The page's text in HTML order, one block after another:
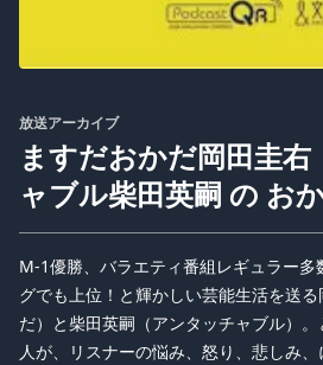
放送アーカイブ
ますだおかだ岡田圭
ャブル柴田英嗣 の お
M-1優勝、バラエティ番組レギュラー多
グでも上位！と輝かしい芸能生活を送
だ）と柴田英嗣（アンタッチャブル）
人が、リスナーの悩み、怒り、悲しみ